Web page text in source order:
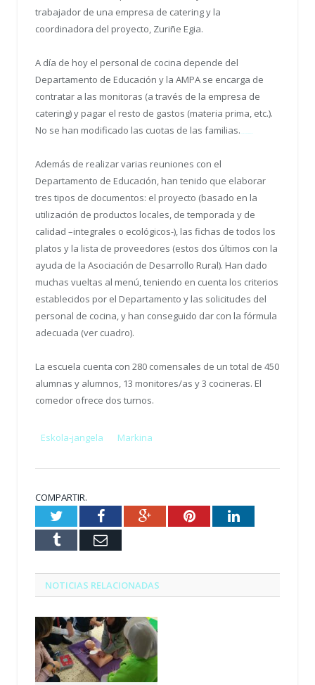
trabajador de una empresa de catering y la
coordinadora del proyecto, Zuriñe Egia.
A día de hoy el personal de cocina depende del
Departamento de Educación y la AMPA se encarga de
contratar a las monitoras (a través de la empresa de
catering) y pagar el resto de gastos (materia prima, etc.).
No se han modificado las cuotas de las familias.
Además de realizar varias reuniones con el
Departamento de Educación, han tenido que elaborar
tres tipos de documentos: el proyecto (basado en la
utilización de productos locales, de temporada y de
calidad –integrales o ecológicos-), las fichas de todos los
platos y la lista de proveedores (estos dos últimos con la
ayuda de la Asociación de Desarrollo Rural). Han dado
muchas vueltas al menú, teniendo en cuenta los criterios
establecidos por el Departamento y las solicitudes del
personal de cocina, y han conseguido dar con la fórmula
adecuada (ver cuadro).
La escuela cuenta con 280 comensales de un total de 450
alumnas y alumnos, 13 monitores/as y 3 cocineras. El
comedor ofrece dos turnos.
Eskola-jangela Markina
COMPARTIR.
TwitterFacebookGoogle+PinterestLinkedIn
Tumblr Email
NOTICIAS RELACIONADAS